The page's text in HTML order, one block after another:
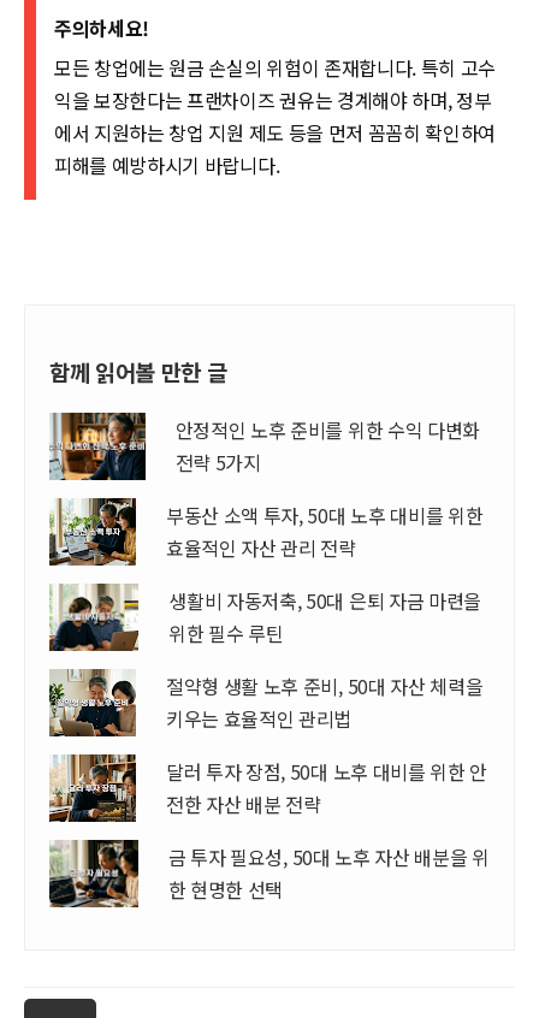
주의하세요!
모든 창업에는 원금 손실의 위험이 존재합니다. 특히 고수
익을 보장한다는 프랜차이즈 권유는 경계해야 하며, 정부
에서 지원하는 창업 지원 제도 등을 먼저 꼼꼼히 확인하여
피해를 예방하시기 바랍니다.
함께 읽어볼 만한 글
안정적인 노후 준비를 위한 수익 다변화
전략 5가지
부동산 소액 투자, 50대 노후 대비를 위한
효율적인 자산 관리 전략
생활비 자동저축, 50대 은퇴 자금 마련을
위한 필수 루틴
절약형 생활 노후 준비, 50대 자산 체력을
키우는 효율적인 관리법
달러 투자 장점, 50대 노후 대비를 위한 안
전한 자산 배분 전략
금 투자 필요성, 50대 노후 자산 배분을 위
한 현명한 선택